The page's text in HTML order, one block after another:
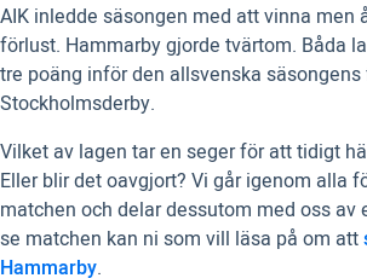
AIK inledde säsongen med att vinna men
förlust. Hammarby gjorde tvärtom. Båda
tre poäng inför den allsvenska
Stockholmsderby.
Vilket av lagen tar en seger för att tidigt
Eller blir det oavgjort? Vi går igenom alla
matchen och delar dessutom med oss av
se matchen kan ni som vill läsa på om att
Hammarby.